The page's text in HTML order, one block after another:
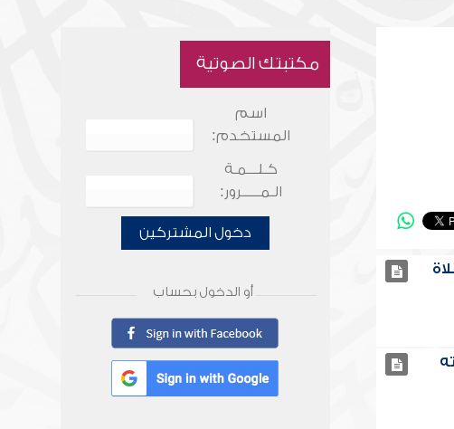
مكتبتك الصوتية
اسم
المستخدم:
كـلـــمـة
الـمـــــرور:
دخول المشتركين
أو الدخول بحساب